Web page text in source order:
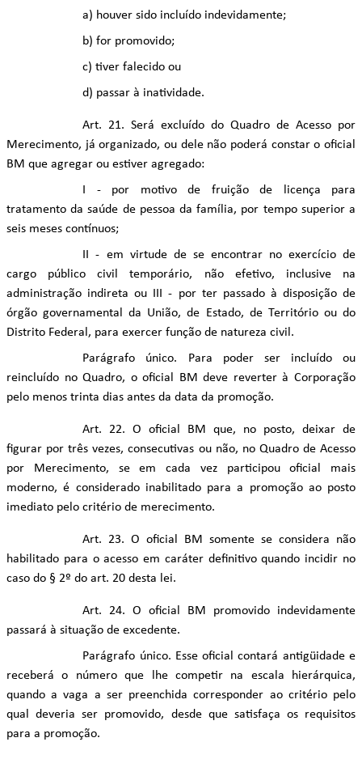
a) houver sido incluído indevidamente;
b) for promovido;
c) tiver falecido ou
d) passar à inatividade.
Art. 21. Será excluído do Quadro de Acesso por
Merecimento, já organizado, ou dele não poderá constar o oficial
BM que agregar ou estiver agregado:
I - por motivo de fruição de licença para
tratamento da saúde de pessoa da família, por tempo superior a
seis meses contínuos;
II - em virtude de se encontrar no exercício de
cargo público civil temporário, não efetivo, inclusive na
administração indireta ou III - por ter passado à disposição de
órgão governamental da União, de Estado, de Território ou do
Distrito Federal, para exercer função de natureza civil.
Parágrafo único. Para poder ser incluído ou
reincluído no Quadro, o oficial BM deve reverter à Corporação
pelo menos trinta dias antes da data da promoção.
Art. 22. O oficial BM que, no posto, deixar de
figurar por três vezes, consecutivas ou não, no Quadro de Acesso
por Merecimento, se em cada vez participou oficial mais
moderno, é considerado inabilitado para a promoção ao posto
imediato pelo critério de merecimento.
Art. 23. O oficial BM somente se considera não
habilitado para o acesso em caráter definitivo quando incidir no
caso do § 2º do art. 20 desta lei.
Art. 24. O oficial BM promovido indevidamente
passará à situação de excedente.
Parágrafo único. Esse oficial contará antigüidade e
receberá o número que lhe competir na escala hierárquica,
quando a vaga a ser preenchida corresponder ao critério pelo
qual deveria ser promovido, desde que satisfaça os requisitos
para a promoção.